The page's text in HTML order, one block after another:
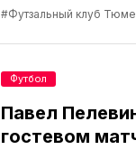
#Футзальный клуб
Павел
гостевом
Футбол